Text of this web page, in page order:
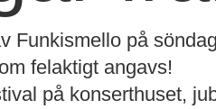
Funkismello på
felaktigt angavs!
på konserthuset,